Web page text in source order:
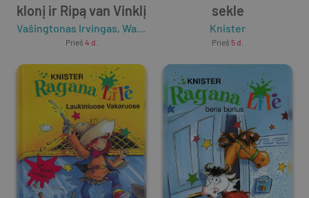
klonį ir Ripą van Vinklį
Vašingtonas Irvingas, Washington Irving
Prieš 4 d.
sekle
Knister
Prieš 5 d.